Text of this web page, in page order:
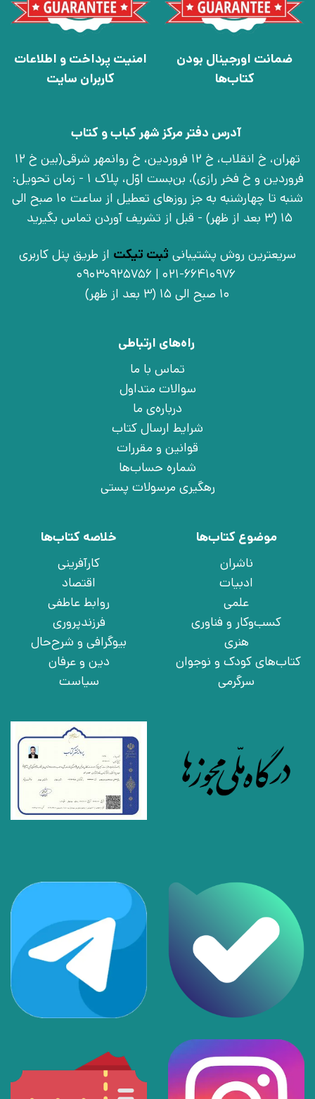
ضمانت اورجینال بودن
کتاب‌ها
امنیت پرداخت و اطلاعات
کاربران سایت
آدرس دفتر مرکز شهر کباب و کتاب
تهران، خ انقلاب، خ 12 فروردین، خ روانمهر شرقی(بین خ 12
فروردین و خ فخر رازی)، بن‌بست اوّل، پلاک 1 - زمان تحویل:
شنبه تا چهارشنبه به جز روزهای تعطیل از ساعت 10 صبح الی
15 (3 بعد از ظهر) - قبل از تشریف آوردن تماس بگیرید
سریعترین روش پشتیبانی ثبت تیکت از طریق پنل کاربری
021-66410976 | 09030925756
10 صبح الی 15 (3 بعد از ظهر)
راه‌های ارتباطی
تماس با ما
سوالات متداول
درباره‌ی ما
شرایط ارسال کتاب
قوانین و مقررات
شماره حساب‌ها
رهگیری مرسولات پستی
موضوع کتاب‌ها
ناشران
ادبیات
علمی
کسب‌وکار و فناوری
هنری
کتاب‌های کودک و نوجوان
سرگرمی
خلاصه کتاب‌ها
کارآفرینی
اقتصاد
روابط عاطفی
فرزندپروری
بیوگرافی و شرح‌حال
دین و عرفان
سیاست